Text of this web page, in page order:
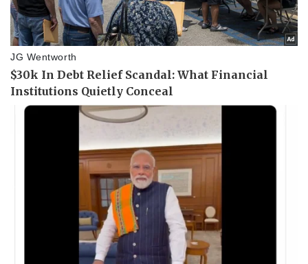
Thị trường
Giá vàng
Tiêu dùng
Tỷ giá
Chứng khoán